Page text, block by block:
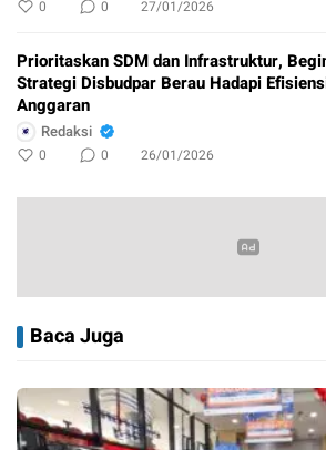
0 0 27/01/2026
Prioritaskan SDM dan Infrastruktur,
Strategi Disbudpar Berau Hadapi
Anggaran
Redaksi
0 0 26/01/2026
Baca Juga